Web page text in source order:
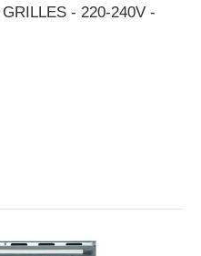
- 220-240V -